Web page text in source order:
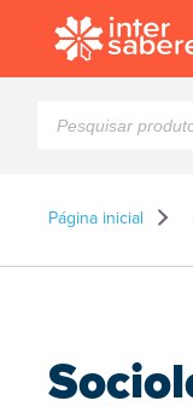
produtos
Página inicial